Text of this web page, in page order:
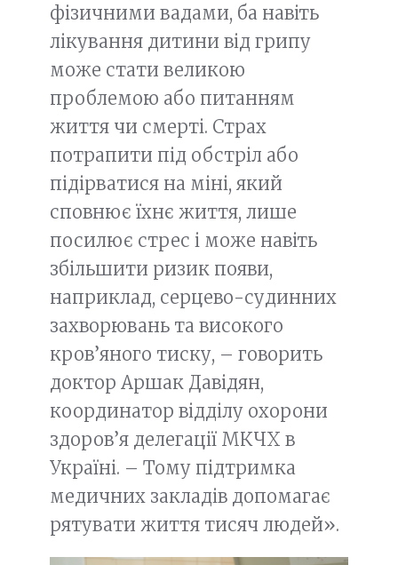
фізичними вадами, ба навіть
лікування дитини від грипу
може стати великою
проблемою або питанням
життя чи смерті. Страх
потрапити під обстріл або
підірватися на міні, який
сповнює їхнє життя, лише
посилює стрес і може навіть
збільшити ризик появи,
наприклад, серцево-судинних
захворювань та високого
кров’яного тиску, – говорить
доктор Аршак Давідян,
координатор відділу охорони
здоров’я делегації МКЧХ в
Україні. – Тому підтримка
медичних закладів допомагає
рятувати життя тисяч людей».